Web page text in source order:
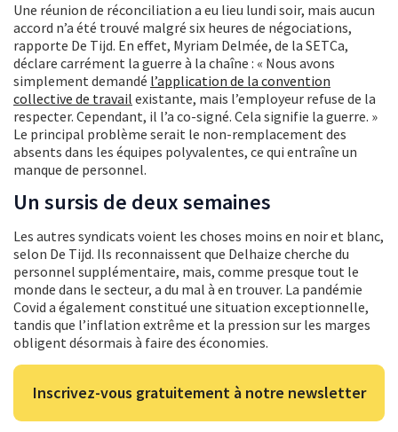
Une réunion de réconciliation a eu lieu lundi soir, mais aucun
accord n’a été trouvé malgré six heures de négociations,
rapporte De Tijd. En effet, Myriam Delmée, de la SETCa,
déclare carrément la guerre à la chaîne : « Nous avons
simplement demandé l’application de la convention
collective de travail existante, mais l’employeur refuse de la
respecter. Cependant, il l’a co-signé. Cela signifie la guerre. »
Le principal problème serait le non-remplacement des
absents dans les équipes polyvalentes, ce qui entraîne un
manque de personnel.
Un sursis de deux semaines
Les autres syndicats voient les choses moins en noir et blanc,
selon De Tijd. Ils reconnaissent que Delhaize cherche du
personnel supplémentaire, mais, comme presque tout le
monde dans le secteur, a du mal à en trouver. La pandémie
Covid a également constitué une situation exceptionnelle,
tandis que l’inflation extrême et la pression sur les marges
obligent désormais à faire des économies.
Inscrivez-vous gratuitement à notre newsletter